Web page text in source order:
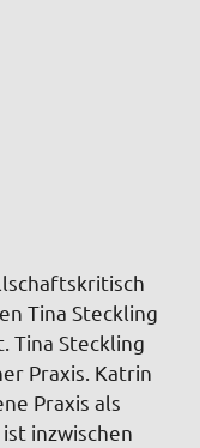
Tina Steckling
Tina Steckling
Praxis. Katrin
Praxis als
inzwischen